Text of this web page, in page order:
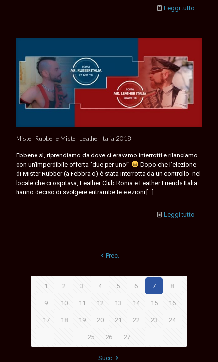
Leggi tutto
Mister Rubber e Mister Leather Italia 2018
Ebbene sì, riprendiamo da dove ci eravamo interrotti e rilanciamo
con un’imperdibile offerta “due per uno!”
Dopo che l’elezione
di Mister Rubber (a Febbraio) è stata interrotta da un controllo nel
locale che ci ospitava, Leather Club Roma e Leather Friends Italia
hanno deciso di svolgere entrambe le elezioni […]
Leggi tutto
Prec.
1 2 3 4 5 6 7 8
9 10 11 12 13 14 15 16
17 18 19 20 21 22 23 24
25 26 27
Succ.